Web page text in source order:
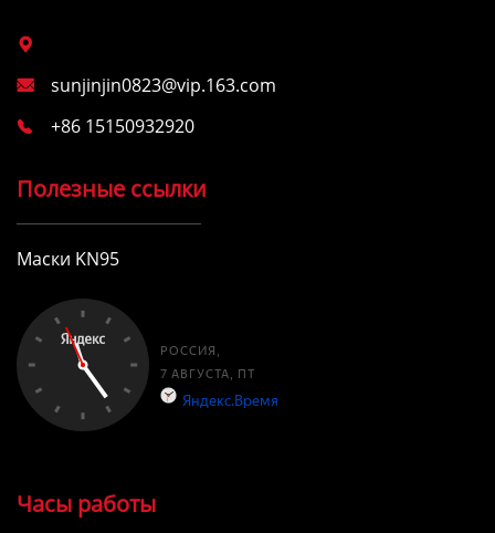

 sunjinjin0823@vip.163.com
 +86 15150932920
Полезные ссылки
Маски KN95
Часы работы